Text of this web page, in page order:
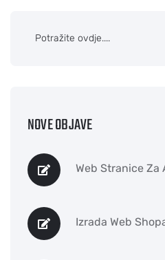
NOVE OBJAVE
Web Stranice Za
Izrada Web